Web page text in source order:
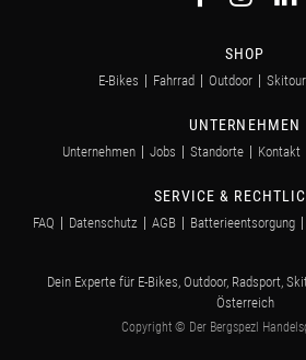
SHOP
E-Bikes Fahrrad Outdoor
UNTERNEHMEN
Unternehmen Jobs Standorte Kontakt
SERVICE &
FAQ Datenschutz AGB Batterieentsorgung
Dein Experte für E-Bikes, Outdoor, Radsport,
Österreich
Copyright © Der Bergspezl